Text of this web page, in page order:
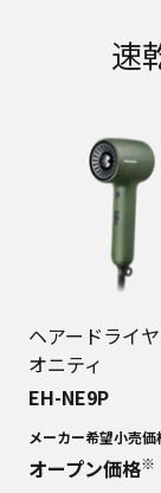
速
ヘアードライ
オニティ
EH-NE9P
メーカー希望小売価
オープン価格※